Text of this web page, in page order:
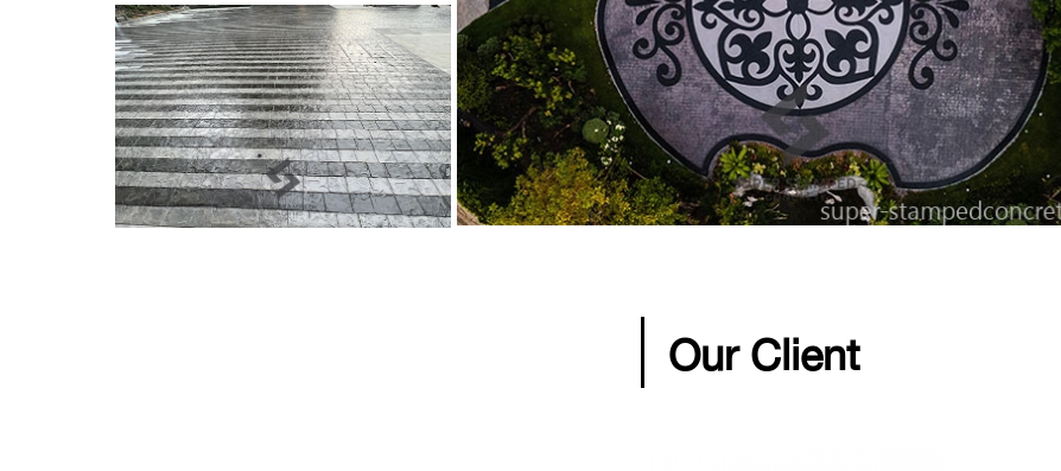
- “มีความสวยงามที่หลากหลาย” โดยการเลือกใช้คอนกรีตพิมพ์ลายจะทำให้คุณสามารถเลือกลายบนหน้าพื้นผิว โดยมีให้เลือกอย่า
- “ดูแลรักษาง่าย” เพราะหากเลือกใช้คอนกรีตพิมพ์ลายจะทำให้สามารถดูแลง่าย เนื่องจากเพียงแค่ใช้น้ำก็สามารถทำความสะอาด
อย่างใด
- “ความสวยงามที่ใกล้ชิดธรรมชาติ” สำหรับตกแต่งในพื้นที่สไตล์ธรรมชาติ
- “เพิ่มคุณค่าในด้านงานศิลปะ” เนื่องจากคอนกรีตพิมพ์ลาย จัดเป็นสถาปัตยกรรมที่สามารถเพิ่มคุณค่าให้กับสถานที่ที่จัดทำได้ เนื่อง
Super Stamped Concrete เป็นผู้นำทางด้านศิลปะ และสถาปัตยกรรมที่ได้ชื่อว่า เป็นผู้ที่สามารถสร้างสรรค์พื้นคอนกรีตพิมพ์ลายไ
ด้วยความเป็นระบบ รวมถึงความสามารถในการบริการจัดการภายในทีมช่าง ไม่ว่าจะเป็นการประสานงาน และการคัดเลือกทีมช่
Our Client